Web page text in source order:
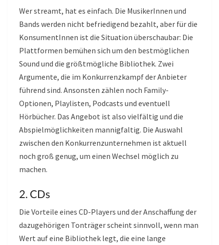
Wer streamt, hat es einfach. Die MusikerInnen und
Bands werden nicht befriedigend bezahlt, aber für die
KonsumentInnen ist die Situation überschaubar: Die
Plattformen bemühen sich um den bestmöglichen
Sound und die größtmögliche Bibliothek. Zwei
Argumente, die im Konkurrenzkampf der Anbieter
führend sind. Ansonsten zählen noch Family-
Optionen, Playlisten, Podcasts und eventuell
Hörbücher. Das Angebot ist also vielfältig und die
Abspielmöglichkeiten mannigfaltig. Die Auswahl
zwischen den Konkurrenzunternehmen ist aktuell
noch groß genug, um einen Wechsel möglich zu
machen.
2. CDs
Die Vorteile eines CD-Players und der Anschaffung der
dazugehörigen Tonträger scheint sinnvoll, wenn man
Wert auf eine Bibliothek legt, die eine lange